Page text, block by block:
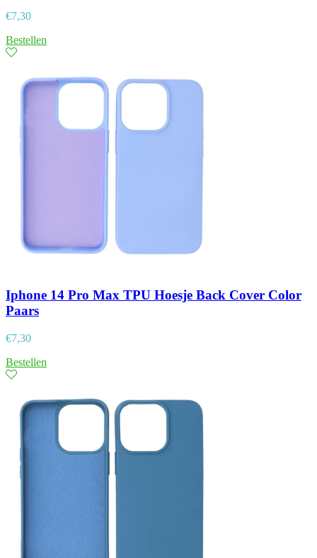
€7,30
Bestellen
Iphone 14 Pro Max TPU Hoesje Back Cover Color
Paars
€7,30
Bestellen